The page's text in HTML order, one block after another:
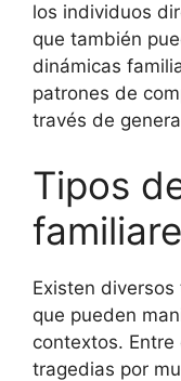
los individuos
que también
dinámicas
patrones de
través de
Tipos
Existen
que pueden
contextos.
tragedias por